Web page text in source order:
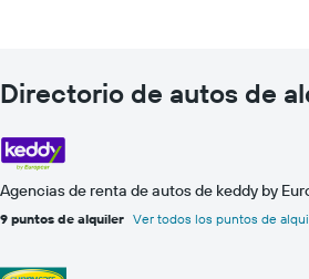
Directorio de autos de
Agencias de renta de autos de keddy by
9 puntos de alquiler Ver todos los puntos de